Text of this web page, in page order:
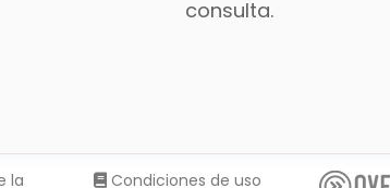
consulta.
la
Condiciones de uso